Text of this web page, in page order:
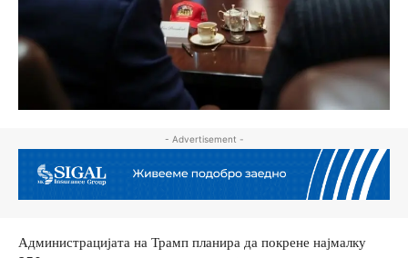
- Advertisement -
Администрацијата на Трамп планира да покрене најмалку